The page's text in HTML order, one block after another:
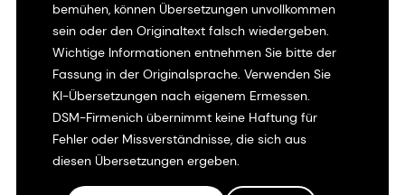
bemühen, können Übersetzungen unvollkommen
sein oder den Originaltext falsch wiedergeben.
Wichtige Informationen entnehmen Sie bitte der
Fassung in der Originalsprache. Verwenden Sie
KI-Übersetzungen nach eigenem Ermessen.
DSM-Firmenich übernimmt keine Haftung für
Fehler oder Missverständnisse, die sich aus
diesen Übersetzungen ergeben.
Bedingungen und Konditionen
Kalifornien-Transparenz
Erklärung zur Zugänglichkeit
Rechtliche Informationen